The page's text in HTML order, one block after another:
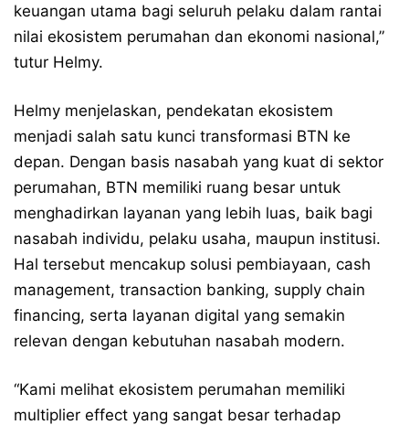
keuangan utama bagi seluruh pelaku dalam rantai
nilai ekosistem perumahan dan ekonomi nasional,”
tutur Helmy.
Helmy menjelaskan, pendekatan ekosistem
menjadi salah satu kunci transformasi BTN ke
depan. Dengan basis nasabah yang kuat di sektor
perumahan, BTN memiliki ruang besar untuk
menghadirkan layanan yang lebih luas, baik bagi
nasabah individu, pelaku usaha, maupun institusi.
Hal tersebut mencakup solusi pembiayaan, cash
management, transaction banking, supply chain
financing, serta layanan digital yang semakin
relevan dengan kebutuhan nasabah modern.
“Kami melihat ekosistem perumahan memiliki
multiplier effect yang sangat besar terhadap